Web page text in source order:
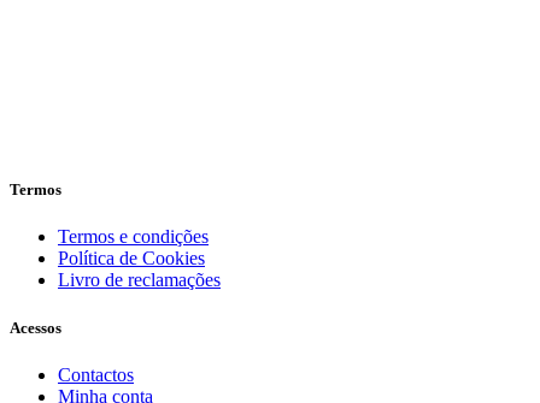
Termos
Termos e condições
Política de Cookies
Livro de reclamações
Acessos
Contactos
Minha conta